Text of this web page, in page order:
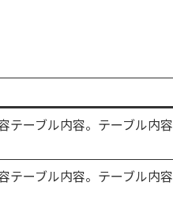
テーブル内容。テーブル内容
テーブル内容。テーブル内容